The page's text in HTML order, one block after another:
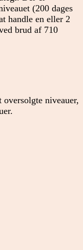
(200 dages
handle en eller 2
brud af 710
niveauer,